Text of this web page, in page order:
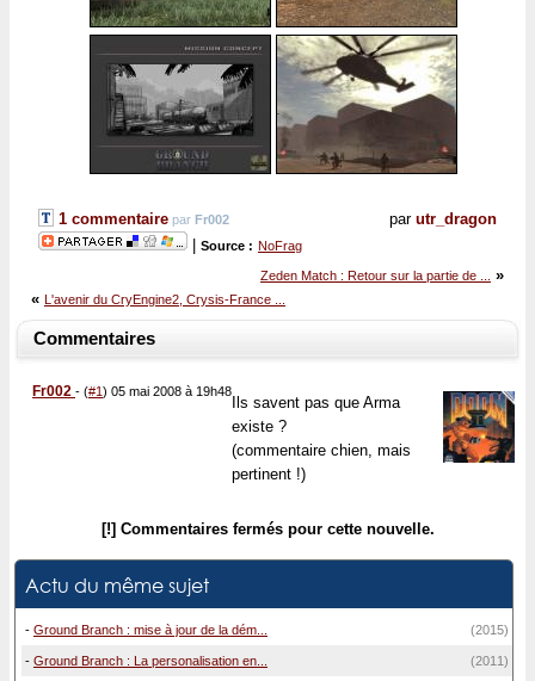
par utr_dragon
1 commentaire par Fr002
Source : NoFrag
Zeden Match : Retour sur la partie de ...
»
« L'avenir du CryEngine2, Crysis-France ...
Commentaires
Fr002 - (#1) 05 mai 2008 à 19h48
Ils savent pas que Arma
existe ?
(commentaire chien, mais
pertinent !)
[!] Commentaires fermés pour cette nouvelle.
Actu du même sujet
- Ground Branch : mise à jour de la dém... (2015)
- Ground Branch : La personalisation en... (2011)